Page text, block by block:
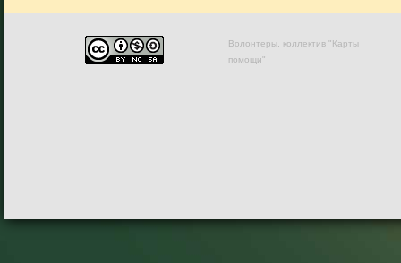
Волонтеры, коллектив "Карты
помощи"